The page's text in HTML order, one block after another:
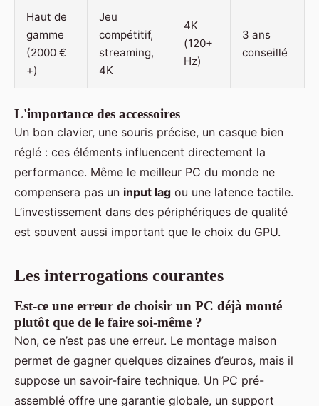
Haut de
gamme
(2000 €
+)
Jeu
compétitif,
streaming,
4K
4K
(120+
Hz)
3 ans
conseillé
L'importance des accessoires
Un bon clavier, une souris précise, un casque bien
réglé : ces éléments influencent directement la
performance. Même le meilleur PC du monde ne
compensera pas un input lag ou une latence tactile.
L’investissement dans des périphériques de qualité
est souvent aussi important que le choix du GPU.
Les interrogations courantes
Est-ce une erreur de choisir un PC déjà monté
plutôt que de le faire soi-même ?
Non, ce n’est pas une erreur. Le montage maison
permet de gagner quelques dizaines d’euros, mais il
suppose un savoir-faire technique. Un PC pré-
assemblé offre une garantie globale, un support